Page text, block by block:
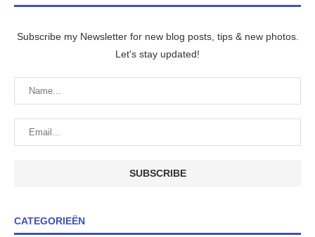
Subscribe my Newsletter for new blog posts, tips & new photos.
Let's stay updated!
CATEGORIEËN